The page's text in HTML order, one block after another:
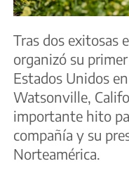
Tras dos exitosas
organizó su
Estados Unidos
Watsonville,
importante hito
compañía y su
Norteamérica.